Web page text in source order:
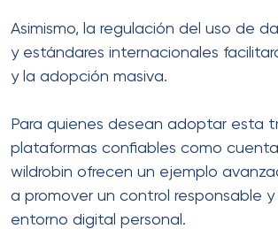
Asimismo, la regulación del uso de
y estándares internacionales
y la adopción masiva.
Para quienes desean adoptar esta
plataformas confiables como
wildrobin ofrecen un ejemplo
a promover un control responsable y
entorno digital personal.